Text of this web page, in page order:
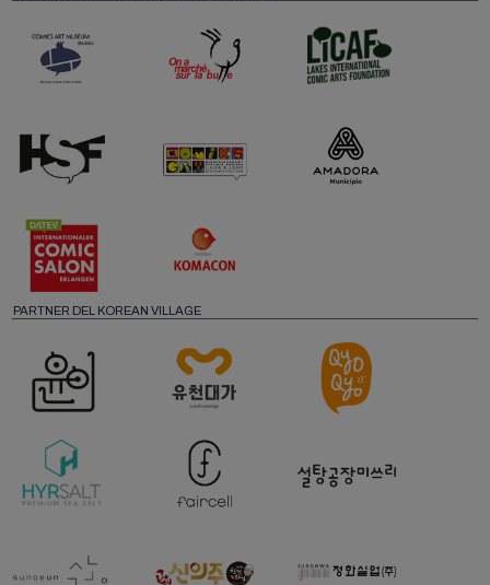
PARTNER DEL KOREAN VILLAGE